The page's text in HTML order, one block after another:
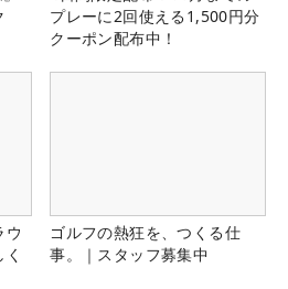
プレーに2回使える1,500円分
クーポン配布中！
ウ
ゴルフの熱狂を、つくる仕
事。｜スタッフ募集中